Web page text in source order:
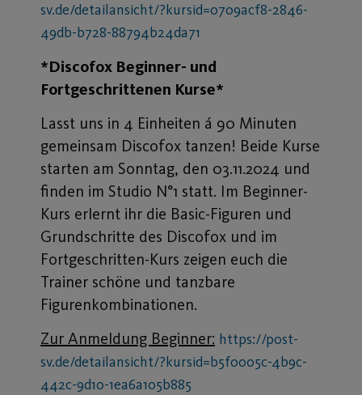
sv.de/detailansicht/?kursid=0709acf8-2846-
49db-b728-88794b24da71
*Discofox Beginner- und
Fortgeschrittenen Kurse*
Lasst uns in 4 Einheiten á 90 Minuten
gemeinsam Discofox tanzen! Beide Kurse
starten am Sonntag, den 03.11.2024 und
finden im Studio N°1 statt. Im Beginner-
Kurs erlernt ihr die Basic-Figuren und
Grundschritte des Discofox und im
Fortgeschritten-Kurs zeigen euch die
Trainer schöne und tanzbare
Figurenkombinationen.
Zur Anmeldung Beginner: https://post-
sv.de/detailansicht/?kursid=b5f0005c-4b9c-
442c-9d10-1ea6a105b885